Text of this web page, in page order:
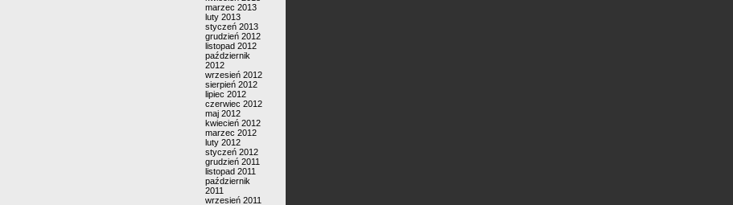
marzec 2013
luty 2013
styczeń 2013
grudzień 2012
listopad 2012
październik
2012
wrzesień 2012
sierpień 2012
lipiec 2012
czerwiec 2012
maj 2012
kwiecień 2012
marzec 2012
luty 2012
styczeń 2012
grudzień 2011
listopad 2011
październik
2011
wrzesień 2011